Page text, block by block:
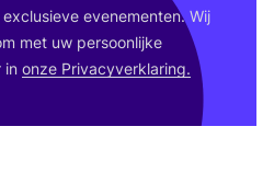
eve­ne­men­ten. Wij
met uw per­soon­lij­ke
in onze Pri­va­cy­ver­kla­ring.